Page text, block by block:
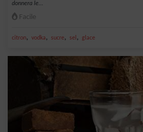
donnera le...
Facile
citron, vodka, sucre, sel , glace